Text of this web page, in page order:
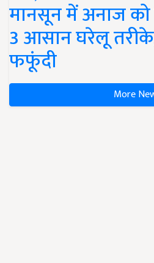
मानसून में अनाज
3 आसान घरेलू
फफूंदी
More